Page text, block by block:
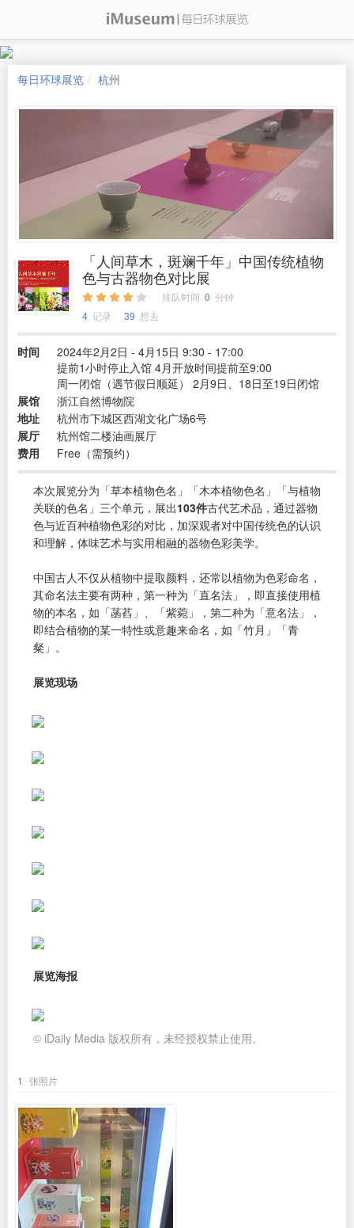
每日环球展览 杭州
「人间草木，斑斓千年」中国传统植物
色与古器物色对比展
排队时间 0 分钟
4 记录 39 想去
时间
2024年2月2日 - 4月15日 9:30 - 17:00
提前1小时停止入馆 4月开放时间提前至9:00
周一闭馆（遇节假日顺延） 2月9日、18日至19日闭馆
展馆
浙江自然博物院
地址
杭州市下城区西湖文化广场6号
展厅
杭州馆二楼油画展厅
费用
Free（需预约）
本次展览分为「草本植物色名」「木本植物色名」「与植物
关联的色名」三个单元，展出103件古代艺术品，通过器物
色与近百种植物色彩的对比，加深观者对中国传统色的认识
和理解，体味艺术与实用相融的器物色彩美学。
中国古人不仅从植物中提取颜料，还常以植物为色彩命名，
其命名法主要有两种，第一种为「直名法」，即直接使用植
物的本名，如「菡萏」、「紫菀」，第二种为「意名法」，
即结合植物的某一特性或意趣来命名，如「竹月」「青
粲」。
展览现场
展览海报
© iDaily Media 版权所有，未经授权禁止使用。
1 张照片